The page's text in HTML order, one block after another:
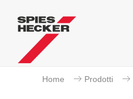
Home Prodotti